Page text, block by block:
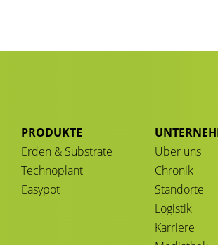
PRODUKTE
Erden & Substrate
Technoplant
Easypot
Über uns
Chronik
Standorte
Logistik
Karriere